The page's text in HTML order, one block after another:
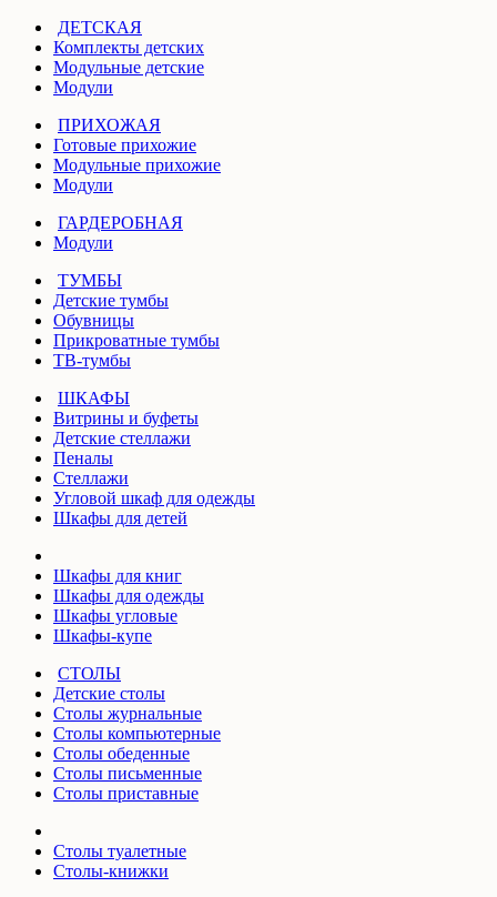
ДЕТСКАЯ
Комплекты детских
Модульные детские
Модули
ПРИХОЖАЯ
Готовые прихожие
Модульные прихожие
Модули
ГАРДЕРОБНАЯ
Модули
ТУМБЫ
Детские тумбы
Обувницы
Прикроватные тумбы
ТВ-тумбы
ШКАФЫ
Витрины и буфеты
Детские стеллажи
Пеналы
Стеллажи
Угловой шкаф для одежды
Шкафы для детей
Шкафы для книг
Шкафы для одежды
Шкафы угловые
Шкафы-купе
СТОЛЫ
Детские столы
Столы журнальные
Столы компьютерные
Столы обеденные
Столы письменные
Столы приставные
Столы туалетные
Столы-книжки